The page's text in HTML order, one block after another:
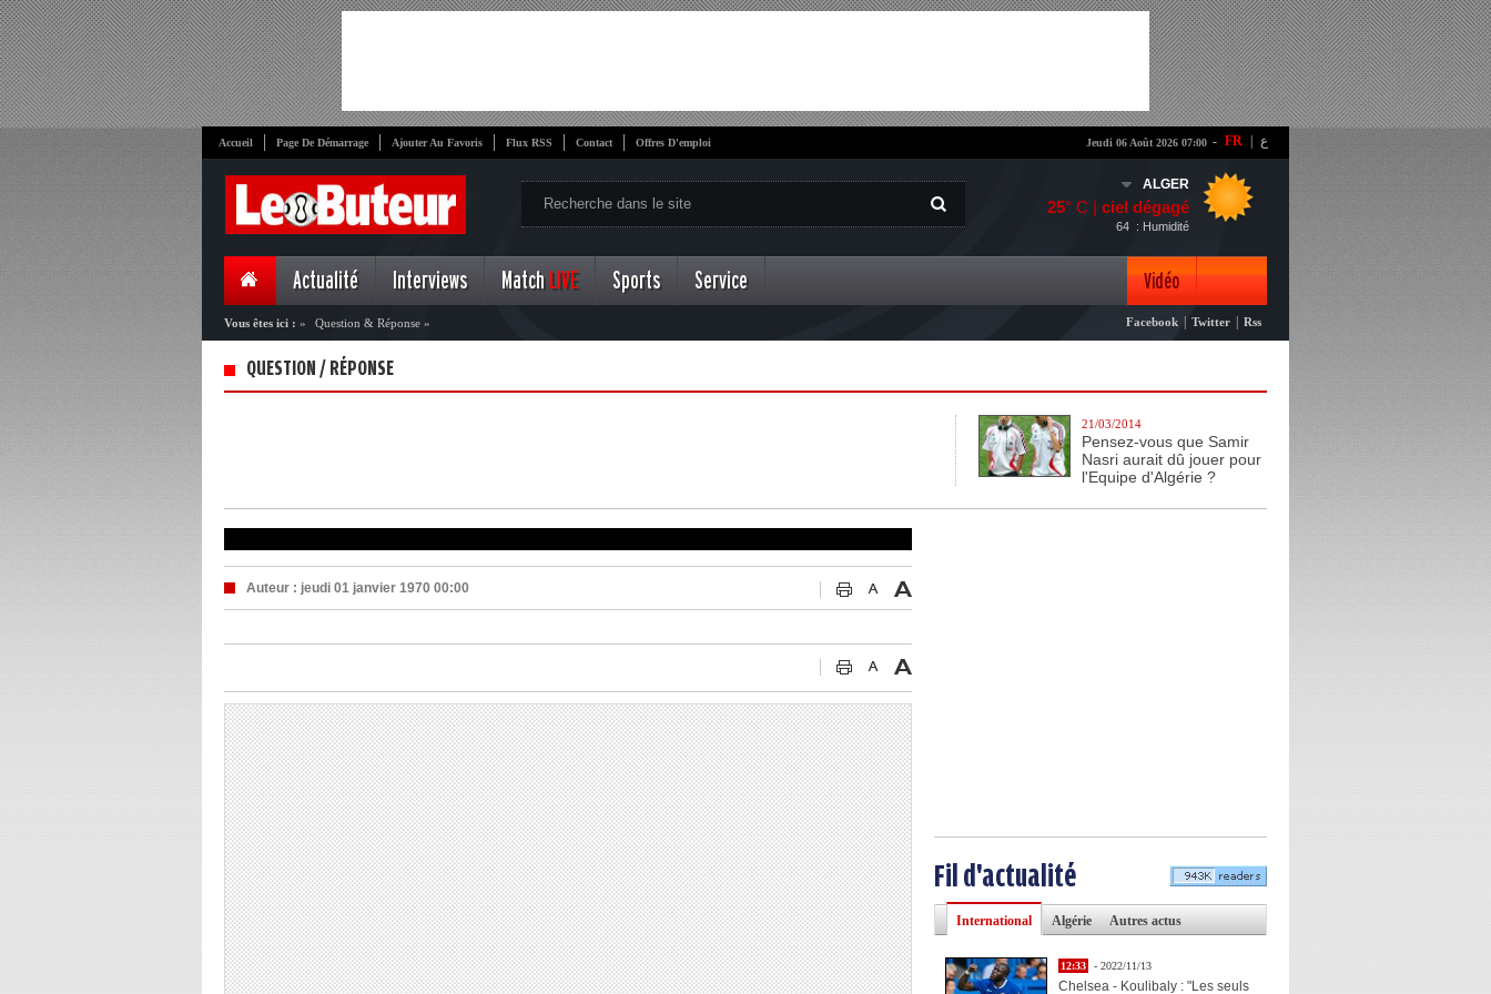
- FR ع Accueil Page De Démarrage Ajouter Au Favoris Flux RSS Contact Offres D'emploi Jeudi 06 Août 2026 07:00
ALGER
25° C | ciel dégagé
: Humidité
64
Actualité Interviews Match LIVE Sports Service Vidéo
Photo
Vous êtes ici : » Question & Réponse » Facebook Twitter Rss
QUESTION / RÉPONSE
21/03/2014
Pensez-vous que Samir
Nasri aurait dû jouer pour
l'Equipe d'Algérie ?
Auteur : jeudi 01 janvier 1970 00:00
Fil d'actualité
International Algérie Autres actus
12:33 - 2022/11/13
Chelsea - Koulibaly : "Les seuls